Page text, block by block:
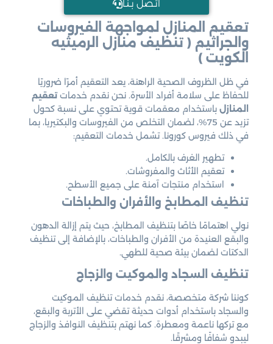
اتـصل بـنـا
تعقيم المنازل لمواجهة الفيروسات
والجراثيم ( تنظيف منازل الرميثيه
الكويت )
في ظل الظروف الصحية الراهنة، يعد التعقيم أمرًا ضروريًا
للحفاظ على سلامة أفراد الأسرة. نحن نقدم خدماتتعقيم
المنازل باستخدام معقمات قوية تحتوي على نسبة كحول
تزيد عن 75%، لضمان التخلص من الفيروسات والبكتيريا، بما
في ذلك فيروس كورونا. تشمل خدمات التعقيم:
تطهير الغرف بالكامل.
تعقيم الأثاث والمفروشات.
استخدام منتجات آمنة على جميع الأسطح.
تنظيف المطابخ والأفران والطباخات
نولي اهتمامًا خاصًا بتنظيف المطابخ، حيث يتم إزالة الدهون
والبقع العنيدة من الأفران والطباخات، بالإضافة إلى تنظيف
الدكتات لضمان بيئة صحية للطهي.
تنظيف السجاد والموكيت والزجاج
كوننا شركة متخصصة، نقدم خدمات تنظيف الموكيت
والسجاد باستخدام أدوات حديثة تقضي على الأتربة والبقع،
مع تركها ناعمة ومعطرة. كما نهتم بتنظيف النوافذ والزجاج
ليبدو شفافًا ومشرقًا.